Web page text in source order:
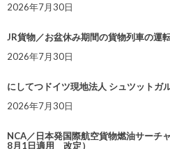
2026年7月30日
JR貨物／お盆休み期間の貨物列車の運
2026年7月30日
にしてつドイツ現地法人 シュツットガ
2026年7月30日
NCA／日本発国際航空貨物燃油サーチ
8月1日適用 改定）